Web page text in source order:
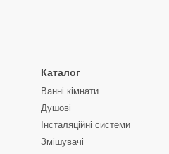
Каталог
Ванні кімнати
Душові
Інсталяційні системи
Змішувачі